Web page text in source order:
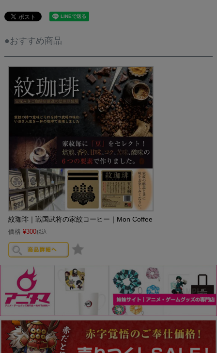
●おすすめ商品
紋珈琲｜戦国武将の家紋コーヒー｜Mon Coffee
価格 ¥300税込